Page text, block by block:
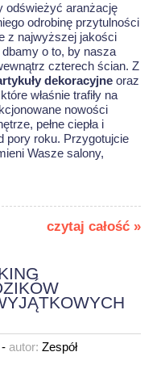
odświeżyć aranżację
odrobinę przytulności
z najwyższej jakości
o to, by nasza
czterech ścian. Z
dekoracyjne oraz
właśnie trafiły na
nowości
pełne ciepła i
pory roku. Przygotujcie
Wasze salony,
czytaj całość »
- autor: Zespół